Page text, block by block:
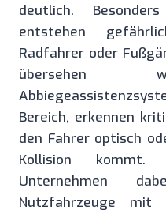
deutlich.
entstehen
Radfahrer oder
übersehen
Bereich, erkennen
den Fahrer optisch
Kollision kommt.
Unternehmen
Nutzfahrzeuge mit